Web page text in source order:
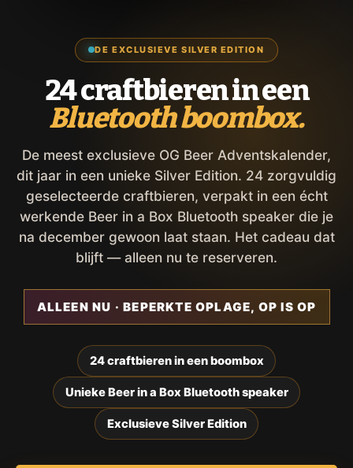
DE EXCLUSIEVE SILVER EDITION
24 craftbieren in een
Bluetooth boombox.
De meest exclusieve OG Beer Adventskalender,
dit jaar in een unieke Silver Edition. 24 zorgvuldig
geselecteerde craftbieren, verpakt in een écht
werkende Beer in a Box Bluetooth speaker die je
na december gewoon laat staan. Het cadeau dat
blijft — alleen nu te reserveren.
ALLEEN NU · BEPERKTE OPLAGE, OP IS OP
24 craftbieren in een boombox
Unieke Beer in a Box Bluetooth speaker
Exclusieve Silver Edition